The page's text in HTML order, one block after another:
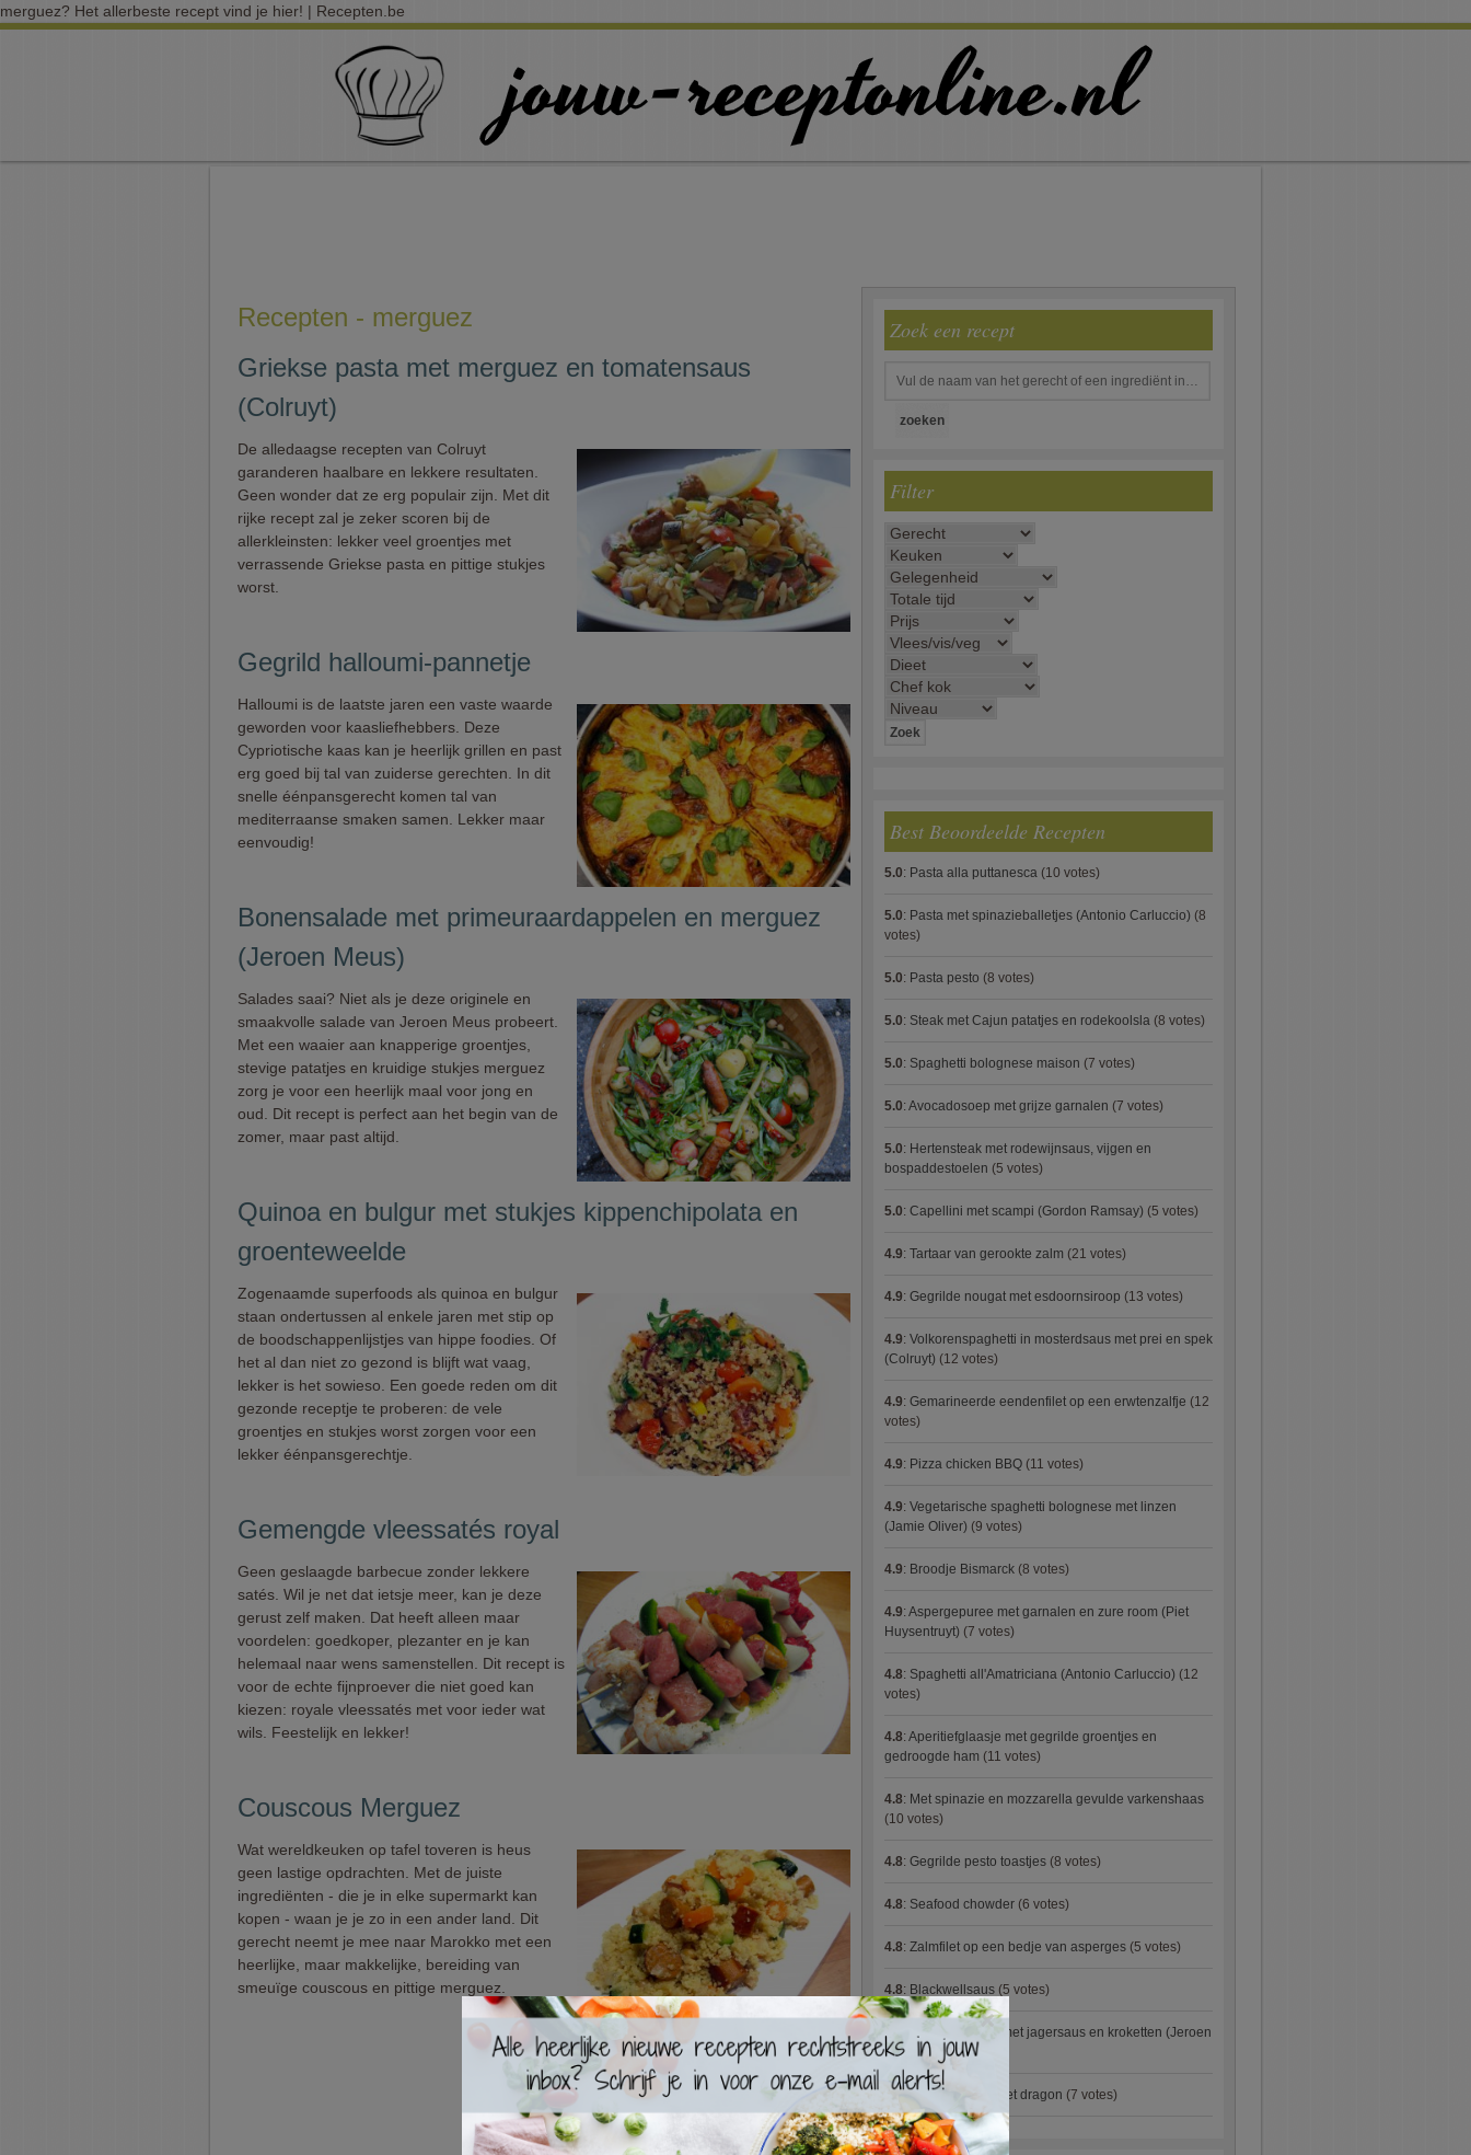
merguez? Het allerbeste recept vind je hier! | Recepten.be
Recepten - merguez
Griekse pasta met merguez en tomatensaus
(Colruyt)
De alledaagse recepten van Colruyt
garanderen haalbare en lekkere resultaten.
Geen wonder dat ze erg populair zijn. Met dit
rijke recept zal je zeker scoren bij de
allerkleinsten: lekker veel groentjes met
verrassende Griekse pasta en pittige stukjes
worst.
Gegrild halloumi-pannetje
Halloumi is de laatste jaren een vaste waarde
geworden voor kaasliefhebbers. Deze
Cypriotische kaas kan je heerlijk grillen en past
erg goed bij tal van zuiderse gerechten. In dit
snelle éénpansgerecht komen tal van
mediterraanse smaken samen. Lekker maar
eenvoudig!
Bonensalade met primeuraardappelen en merguez
(Jeroen Meus)
Salades saai? Niet als je deze originele en
smaakvolle salade van Jeroen Meus probeert.
Met een waaier aan knapperige groentjes,
stevige patatjes en kruidige stukjes merguez
zorg je voor een heerlijk maal voor jong en
oud. Dit recept is perfect aan het begin van de
zomer, maar past altijd.
Quinoa en bulgur met stukjes kippenchipolata en
groenteweelde
Zogenaamde superfoods als quinoa en bulgur
staan ondertussen al enkele jaren met stip op
de boodschappenlijstjes van hippe foodies. Of
het al dan niet zo gezond is blijft wat vaag,
lekker is het sowieso. Een goede reden om dit
gezonde receptje te proberen: de vele
groentjes en stukjes worst zorgen voor een
lekker éénpansgerechtje.
Gemengde vleessatés royal
Geen geslaagde barbecue zonder lekkere
satés. Wil je net dat ietsje meer, kan je deze
gerust zelf maken. Dat heeft alleen maar
voordelen: goedkoper, plezanter en je kan
helemaal naar wens samenstellen. Dit recept is
voor de echte fijnproever die niet goed kan
kiezen: royale vleessatés met voor ieder wat
wils. Feestelijk en lekker!
Couscous Merguez
Wat wereldkeuken op tafel toveren is heus
geen lastige opdrachten. Met de juiste
ingrediënten - die je in elke supermarkt kan
kopen - waan je je zo in een ander land. Dit
gerecht neemt je mee naar Marokko met een
heerlijke, maar makkelijke, bereiding van
smeuïge couscous en pittige merguez.
Zoek een recept
Filter
Best Beoordeelde Recepten
5.0: Pasta alla puttanesca (10 votes)
5.0: Pasta met spinazieballetjes (Antonio Carluccio) (8
votes)
5.0: Pasta pesto (8 votes)
5.0: Steak met Cajun patatjes en rodekoolsla (8 votes)
5.0: Spaghetti bolognese maison (7 votes)
5.0: Avocadosoep met grijze garnalen (7 votes)
5.0: Hertensteak met rodewijnsaus, vijgen en
bospaddestoelen (5 votes)
5.0: Capellini met scampi (Gordon Ramsay) (5 votes)
4.9: Tartaar van gerookte zalm (21 votes)
4.9: Gegrilde nougat met esdoornsiroop (13 votes)
4.9: Volkorenspaghetti in mosterdsaus met prei en spek
(Colruyt) (12 votes)
4.9: Gemarineerde eendenfilet op een erwtenzalfje (12
votes)
4.9: Pizza chicken BBQ (11 votes)
4.9: Vegetarische spaghetti bolognese met linzen
(Jamie Oliver) (9 votes)
4.9: Broodje Bismarck (8 votes)
4.9: Aspergepuree met garnalen en zure room (Piet
Huysentruyt) (7 votes)
4.8: Spaghetti all'Amatriciana (Antonio Carluccio) (12
votes)
4.8: Aperitiefglaasje met gegrilde groentjes en
gedroogde ham (11 votes)
4.8: Met spinazie en mozzarella gevulde varkenshaas
(10 votes)
4.8: Gegrilde pesto toastjes (8 votes)
4.8: Seafood chowder (6 votes)
4.8: Zalmfilet op een bedje van asperges (5 votes)
4.8: Blackwellsaus (5 votes)
4.7
Varkenshaasje met jagersaus en kroketten (Jeroen
Meus)(15 votes)
4.7:Gestoofde kip met dragon (7 votes)
×